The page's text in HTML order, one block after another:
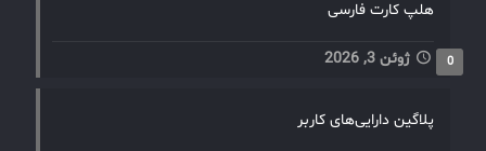
هلپ کارت فارسی
ژوئن 3, 2026 0
پلاگین دارایی‌های کاربر